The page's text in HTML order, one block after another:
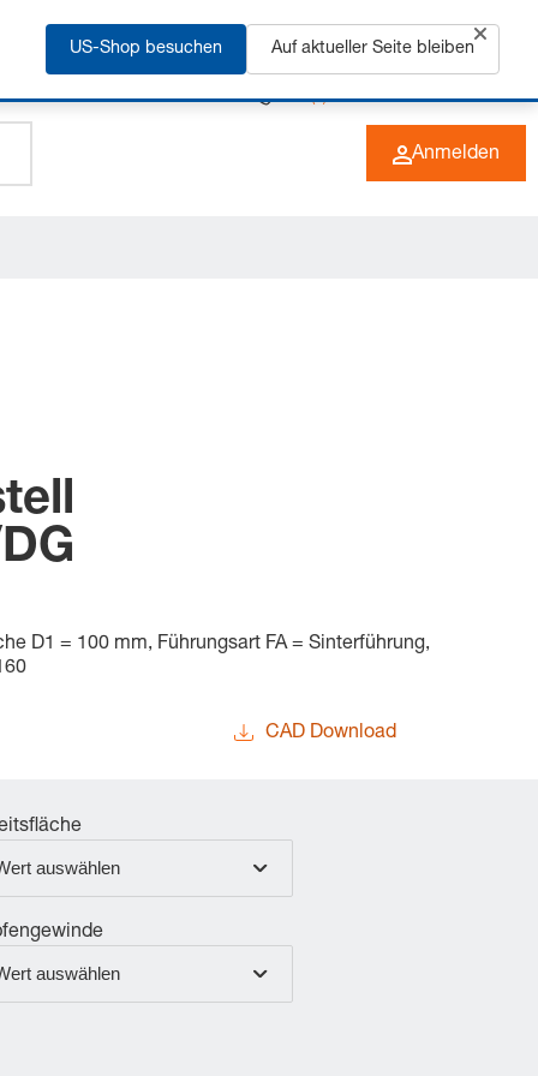
+49 (0) 6266 73-0 DE
Anmelden
D1 = 100 mm, Führungsart FA = Sinterführung,
CAD Download
auswählen
auswählen
US-Shop besuchen Auf aktueller Seite bleiben